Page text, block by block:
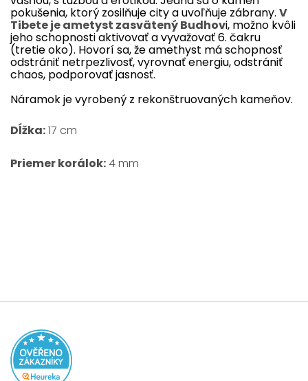
pokušenia, ktorý zosilňujecity auvoľňuje zábrany. V
Tibetejeametyst zasvätenýBudhovi, možno kvôli
jeho schopnostiaktivovaťavyvažovať6. čakru
(tretieoko). Hovorísa,žeamethyst máschopnosť
odstrániť netrpezlivosť,vyrovnaťenergiu, odstrániť
chaos, podporovaťjasnosť.
Náramok je vyrobený z rekonštruovaných kameňov.
Dĺžka:17 cm
Priemer korálok:4 mm